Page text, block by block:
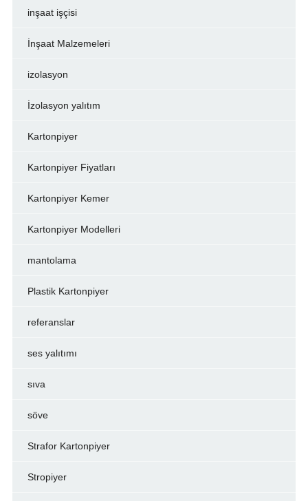
inşaat işçisi
İnşaat Malzemeleri
izolasyon
İzolasyon yalıtım
Kartonpiyer
Kartonpiyer Fiyatları
Kartonpiyer Kemer
Kartonpiyer Modelleri
mantolama
Plastik Kartonpiyer
referanslar
ses yalıtımı
sıva
söve
Strafor Kartonpiyer
Stropiyer